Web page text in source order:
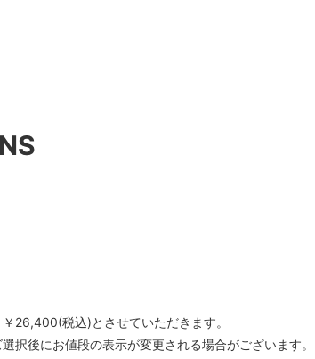
USED
26,400(税込)とさせていただきます。
択後にお値段の表示が変更される場合がございます。